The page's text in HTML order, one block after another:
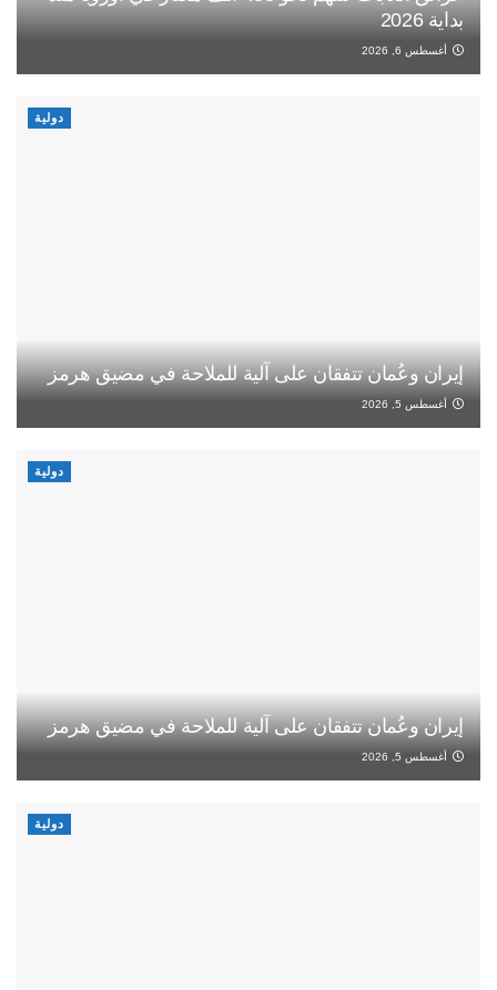
بداية 2026
أغسطس 6, 2026
دولية
إيران وعُمان تتفقان على آلية للملاحة في مضيق هرمز
أغسطس 5, 2026
دولية
إيران وعُمان تتفقان على آلية للملاحة في مضيق هرمز
أغسطس 5, 2026
دولية